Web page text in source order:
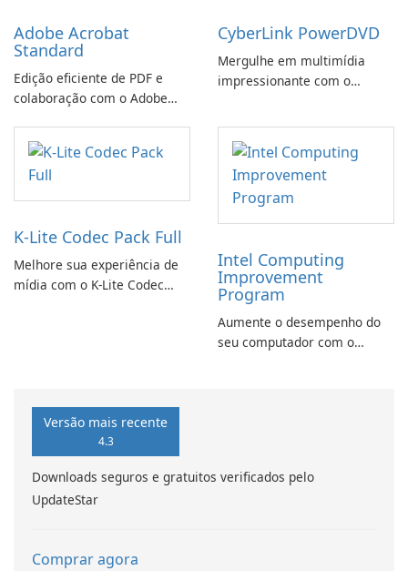
Adobe Acrobat
Standard
Edição eficiente de PDF e
colaboração com o Adobe
CyberLink PowerDVD
Mergulhe em multimídia
impressionante com o
K-Lite Codec Pack Full
Melhore sua experiência de
mídia com o K-Lite Codec
Intel Computing
Improvement
Program
Aumente o desempenho do
seu computador com o
Versão mais recente
4.3
Downloads seguros e gratuitos verificados pelo
UpdateStar
Comprar agora